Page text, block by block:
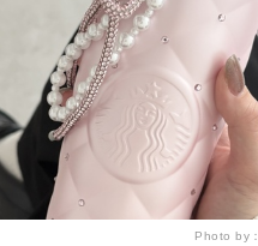
Photo by：